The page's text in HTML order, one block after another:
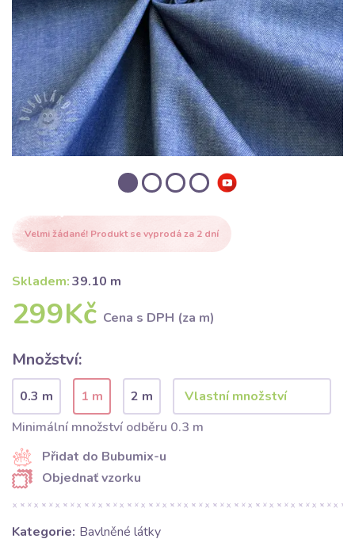
Velmi žádané! Produkt se vyprodá za 2 dní
Skladem:39.10 m
299Kč Cena s DPH (za m)
Množství:
0.3 m 1 m
2 m
Minimální množství odběru 0.3 m
Přidat do Bubumix-u
Objednať vzorku
Kategorie: Bavlněné látky